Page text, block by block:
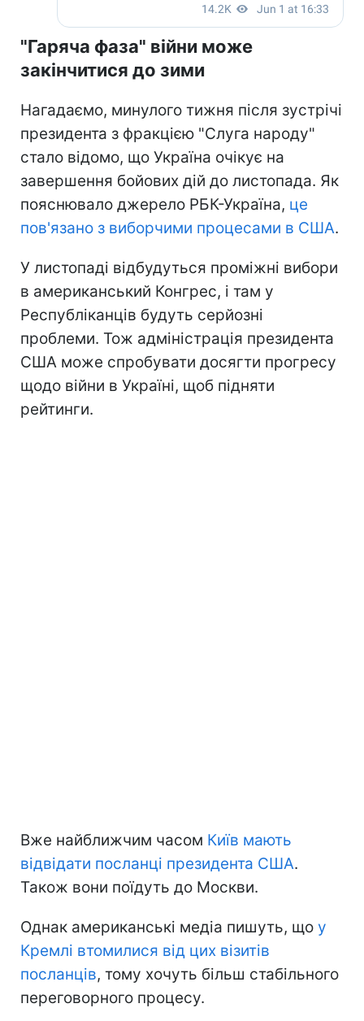
"Гаряча фаза" війни може
закінчитися до зими
Нагадаємо, минулого тижня після зустрічі
президента з фракцією "Слуга народу"
стало відомо, що Україна очікує на
завершення бойових дій до листопада. Як
пояснювало джерело РБК-Україна, це
пов'язано з виборчими процесами в США.
У листопаді відбудуться проміжні вибори
в американський Конгрес, і там у
Республіканців будуть серйозні
проблеми. Тож адміністрація президента
США може спробувати досягти прогресу
щодо війни в Україні, щоб підняти
рейтинги.
Вже найближчим часом Київ мають
відвідати посланці президента США.
Також вони поїдуть до Москви.
Однак американські медіа пишуть, що у
Кремлі втомилися від цих візитів
посланців, тому хочуть більш стабільного
переговорного процесу.